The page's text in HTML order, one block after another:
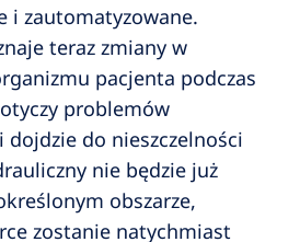
i zautomatyzowane.
teraz zmiany w
pacjenta podczas
problemów
dojdzie do nieszczelności
nie będzie już
obszarze,
zostanie natychmiast